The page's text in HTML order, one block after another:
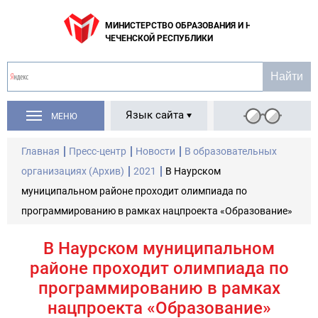
МИНИСТЕРСТВО ОБРАЗОВАНИЯ И НАУКИ
ЧЕЧЕНСКОЙ РЕСПУБЛИКИ
МЕНЮ Язык сайта
Главная Пресс-центр Новости
В образовательных
организациях (Архив)
2021
В Наурском
муниципальном районе проходит олимпиада по
программированию в рамках нацпроекта «Образование»
В Наурском муниципальном
районе проходит олимпиада по
программированию в рамках
нацпроекта «Образование»